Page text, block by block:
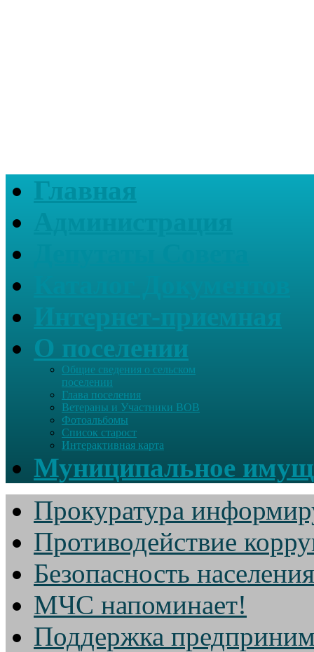
Главная
О поселении
Общие сведения о сельском
поселении
Глава поселения
Ветераны и Участники ВОВ
Фотоальбомы
Список старост
Интерактивная карта
Муниципальное
Прокуратура
Противодействие
Безопасность населения
МЧС напоминает!
Поддержка